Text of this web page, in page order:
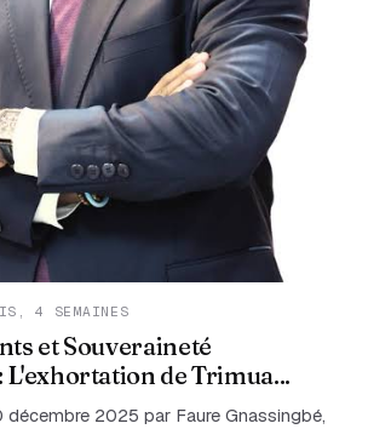
4 SEMAINES
et Souveraineté
L'exhortation de Trimua...
2025 par Faure Gnassingbé,